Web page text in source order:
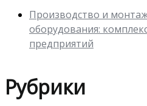
Производство и
оборудования:
предприятий
Рубрики